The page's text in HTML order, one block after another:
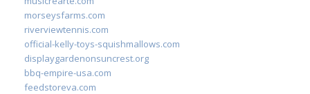
morseysfarms.com
riverviewtennis.com
official-kelly-toys-squishmallows.com
displaygardenonsuncrest.org
bbq-empire-usa.com
feedstoreva.com